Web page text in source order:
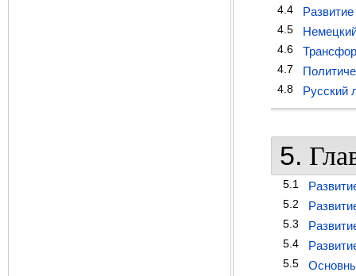
4.4
4.5
4.6
4.7
4.8 Русский
5.
5.1
5.2
5.3
5.4
5.5